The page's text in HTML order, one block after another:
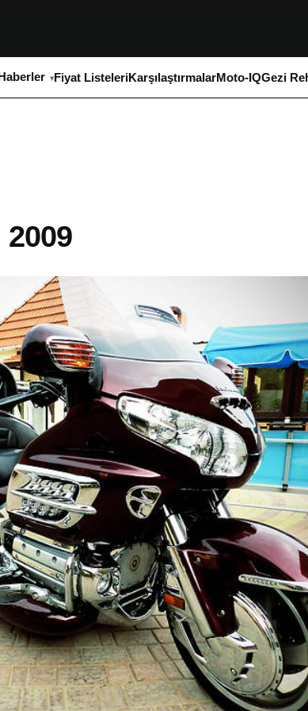
Fiyat ListeleriKarşılaştırmalarMoto-IQGezi